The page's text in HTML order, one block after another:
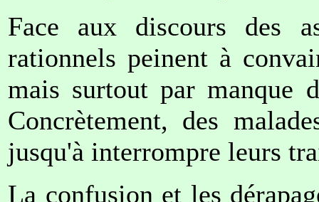
Face aux discours des
rationnels peinent à
mais surtout par manque
Concrètement, des
jusqu'à interrompre leurs
La confusion et les